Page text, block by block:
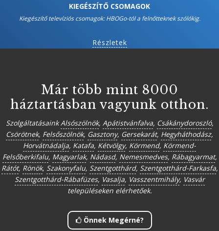
KIEGÉSZÍTŐ CSOMAGOK
Kiegészítő televíziós csomagok: HBOGo-tól a felnőtteknek szólókig.
Részletek
Már több mint 8000
háztartásban vagyunk otthon.
SzolgáltatásainkAlsószölnök, Apátistvánfalva, Csákánydoroszló,
Csörötnek, Felsőszölnök, Gasztony, Gersekarát, Hegyháthodász,
Horvátnádalja, Katafa, Kétvölgy, Körmend, Körmend-
Felsőberkifalu, Magyarlak, Nádasd, Nemesmedves, Rábagyarmat,
Rátót, Rönök, Szakonyfalu, Szentgotthárd, Szentgotthárd-Farkasfa,
Szentgotthárd-Rábafüzes, Vasalja, Vasszentmihály, Vasvár
településeken elérhetőek.
Önnek Megérné?